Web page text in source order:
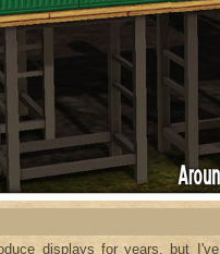
displays for years, but I've